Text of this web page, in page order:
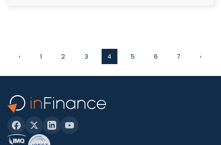
‹ 1 2 3 4 5 6 7 ›